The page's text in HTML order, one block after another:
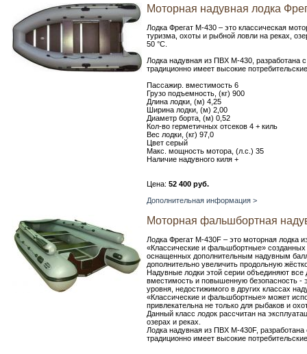
Моторная надувная лодка
Лодка Фрегат М-430 – это классическая
туризма, охоты и рыбной ловли на реках,
50 °С.
Лодка надувная из ПВХ М-430, разработана
традиционно имеет высокие
Пассажир. вместимость 6
Грузо подъемность, (кг) 900
Длина лодки, (м) 4,25
Ширина лодки, (м) 2,00
Диаметр борта, (м) 0,52
Кол-во герметичных отсеков 4 + киль
Вес лодки, (кг) 97,0
Цвет серый
Макс. мощность мотора, (л.с.) 35
Наличие надувного киля +
Цена: 52 400 руб.
Дополнительная информация >
Моторная фальшбортная
Лодка Фрегат М-430F – это моторная лодка
«Классические и фальшбортные»
оснащенных дополнительным надувным
дополнительно увеличить продольную
Надувные лодки этой серии объединяют
вместимость и повышенную безопасность -
уровня, недостижимого в других классах
«Классические и фальшбортные» может
привлекательна не только для рыбаков и
Данный класс лодок рассчитан на
озерах и реках.
Лодка надувная из ПВХ М-430F,
традиционно имеет высокие